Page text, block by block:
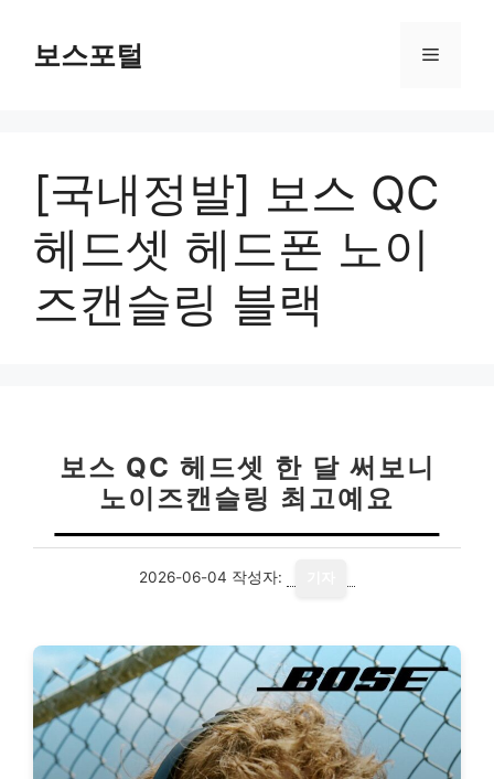
보스포털 메
[국내정발] 보스 QC
헤드셋 헤드폰 노이
즈캔슬링 블랙
보스 QC 헤드셋 한 달 써보니
노이즈캔슬링 최고예요
2026-06-04 작성자: